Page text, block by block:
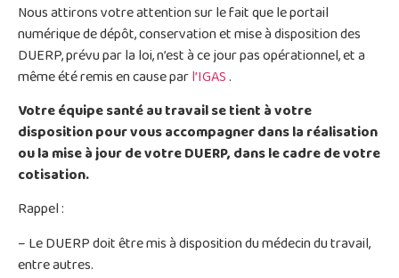
Nous attirons votre attention sur le fait que le portail
numérique de dépôt, conservation et mise à disposition des
DUERP, prévu par la loi, n’est à ce jour pas opérationnel, et a
même été remis en cause parl’IGAS.
Votre équipe santé au travail se tient à votre
disposition pour vous accompagner dans la réalisation
ou la mise à jour de votre DUERP, dans le cadre de votre
cotisation.
Rappel :
– Le DUERP doit être mis à disposition du médecin du travail,
entre autres.